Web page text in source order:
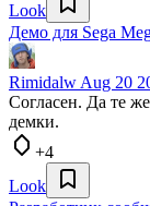
Look
Демо для Sega
Rimidalw Aug 20
Согласен. Да те
демки.
+4
Look